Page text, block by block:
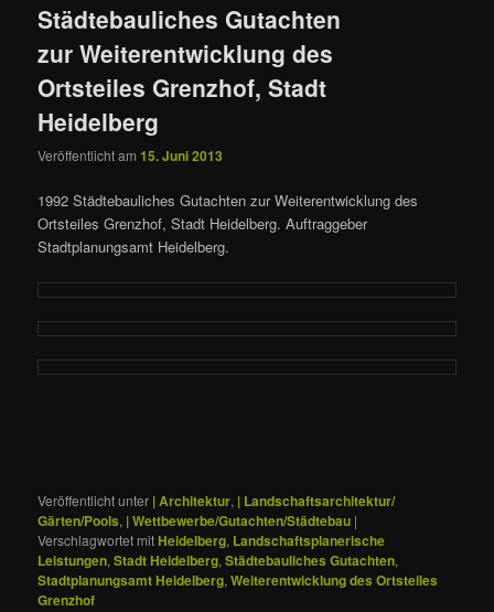
Städtebauliches Gutachten
zur Weiterentwicklung des
Ortsteiles Grenzhof, Stadt
Heidelberg
Veröffentlicht am15. Juni 2013
1992 Städtebauliches Gutachten zur Weiterentwicklung des
Ortsteiles Grenzhof, Stadt Heidelberg. Auftraggeber
Stadtplanungsamt Heidelberg.
Veröffentlicht unter | Architektur, | Landschaftsarchitektur/
Gärten/Pools, | Wettbewerbe/Gutachten/Städtebau |
Verschlagwortet mitHeidelberg, Landschaftsplanerische
Leistungen,Stadt Heidelberg,Städtebauliches Gutachten,
Stadtplanungsamt Heidelberg,Weiterentwicklung des Ortsteiles
Grenzhof